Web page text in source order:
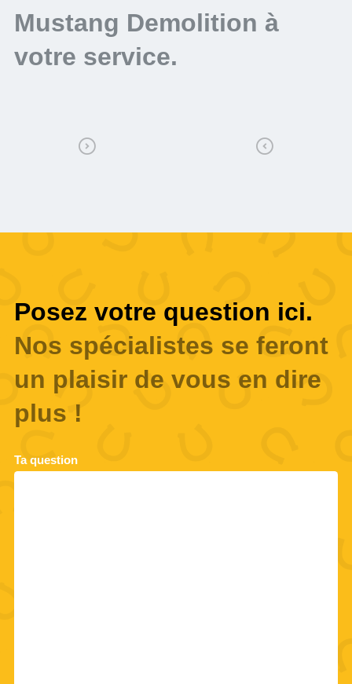
Mustang Demolition à
votre service.
Posez votre question ici.
Nos spécialistes se feront
un plaisir de vous en dire
plus !
Ta question